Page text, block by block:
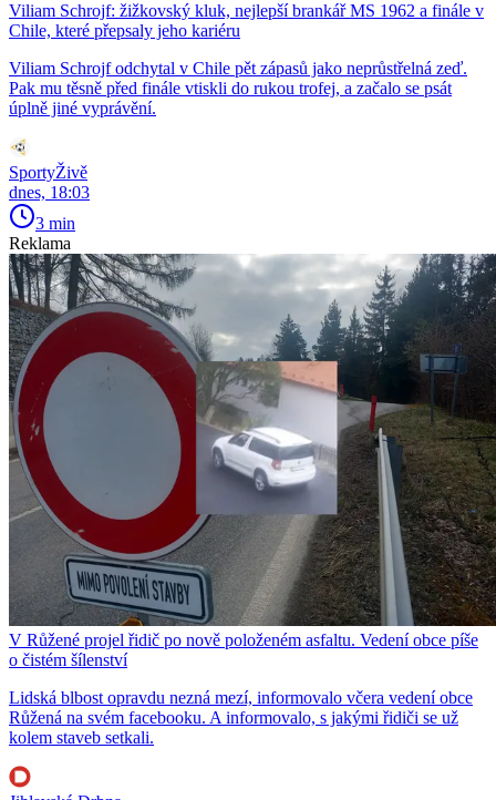
Viliam Schrojf: žižkovský kluk, nejlepší brankář MS 1962 a finále v
Chile, které přepsaly jeho kariéru
Viliam Schrojf odchytal v Chile pět zápasů jako neprůstřelná zeď.
Pak mu těsně před finále vtiskli do rukou trofej, a začalo se psát
úplně jiné vyprávění.
SportyŽivě
dnes, 18:03
3 min
Reklama
V Růžené projel řidič po nově položeném asfaltu. Vedení obce píše
o čistém šílenství
Lidská blbost opravdu nezná mezí, informovalo včera vedení obce
Růžená na svém facebooku. A informovalo, s jakými řidiči se už
kolem staveb setkali.